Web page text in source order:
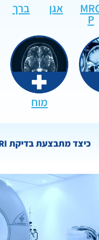
P
אגן ברך
מוח
כיצד מתבצעת בדיקת MRI?